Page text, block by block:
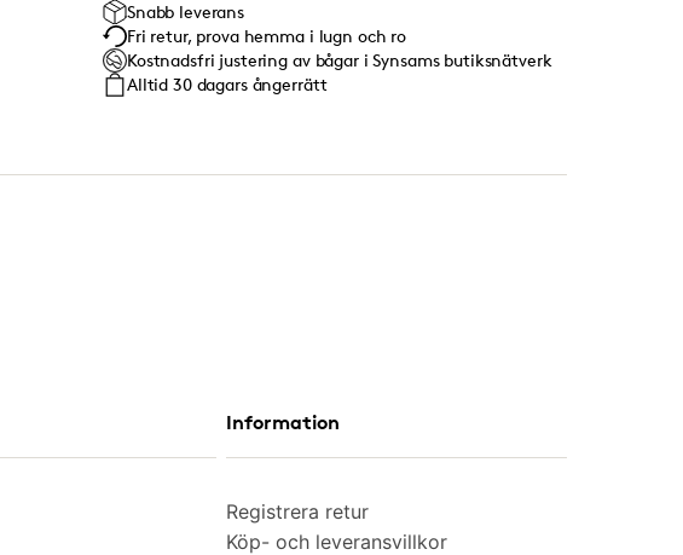
Snabb leverans
Fri retur, prova hemma i lugn och ro
Kostnadsfri justering av bågar i Synsams butiksnätverk
Alltid 30 dagars ångerrätt
Information
Registrera retur
Köp- och leveransvillkor